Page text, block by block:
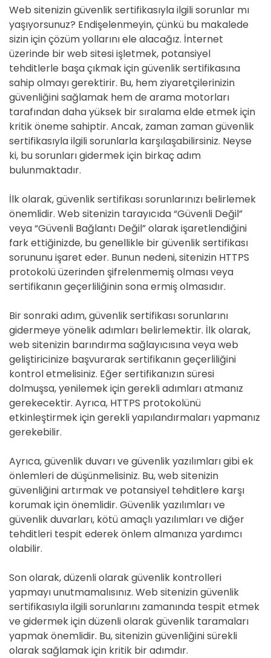
Web sitenizin güvenlik sertifikasıyla ilgili sorunlar mı
yaşıyorsunuz? Endişelenmeyin, çünkü bu makalede
sizin için çözüm yollarını ele alacağız. İnternet
üzerinde bir web sitesi işletmek, potansiyel
tehditlerle başa çıkmak için güvenlik sertifikasına
sahip olmayı gerektirir. Bu, hem ziyaretçilerinizin
güvenliğini sağlamak hem de arama motorları
tarafından daha yüksek bir sıralama elde etmek için
kritik öneme sahiptir. Ancak, zaman zaman güvenlik
sertifikasıyla ilgili sorunlarla karşılaşabilirsiniz. Neyse
ki, bu sorunları gidermek için birkaç adım
bulunmaktadır.
İlk olarak, güvenlik sertifikası sorunlarınızı belirlemek
önemlidir. Web sitenizin tarayıcıda “Güvenli Değil”
veya “Güvenli Bağlantı Değil” olarak işaretlendiğini
fark ettiğinizde, bu genellikle bir güvenlik sertifikası
sorununu işaret eder. Bunun nedeni, sitenizin HTTPS
protokolü üzerinden şifrelenmemiş olması veya
sertifikanın geçerliliğinin sona ermiş olmasıdır.
Bir sonraki adım, güvenlik sertifikası sorunlarını
gidermeye yönelik adımları belirlemektir. İlk olarak,
web sitenizin barındırma sağlayıcısına veya web
geliştiricinize başvurarak sertifikanın geçerliliğini
kontrol etmelisiniz. Eğer sertifikanızın süresi
dolmuşsa, yenilemek için gerekli adımları atmanız
gerekecektir. Ayrıca, HTTPS protokolünü
etkinleştirmek için gerekli yapılandırmaları yapmanız
gerekebilir.
Ayrıca, güvenlik duvarı ve güvenlik yazılımları gibi ek
önlemleri de düşünmelisiniz. Bu, web sitenizin
güvenliğini artırmak ve potansiyel tehditlere karşı
korumak için önemlidir. Güvenlik yazılımları ve
güvenlik duvarları, kötü amaçlı yazılımları ve diğer
tehditleri tespit ederek önlem almanıza yardımcı
olabilir.
Son olarak, düzenli olarak güvenlik kontrolleri
yapmayı unutmamalısınız. Web sitenizin güvenlik
sertifikasıyla ilgili sorunlarını zamanında tespit etmek
ve gidermek için düzenli olarak güvenlik taramaları
yapmak önemlidir. Bu, sitenizin güvenliğini sürekli
olarak sağlamak için kritik bir adımdır.